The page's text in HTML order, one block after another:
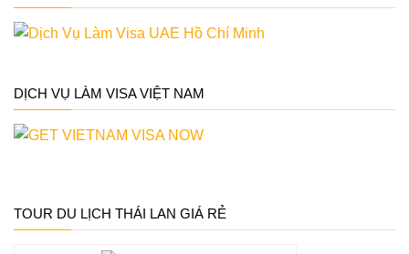
DỊCH VỤ LÀM VISA VIỆT NAM
TOUR DU LỊCH THÁI LAN GIÁ RẺ